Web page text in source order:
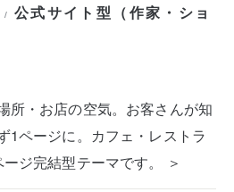
/ 公式サイト型（作家・ショ
所・お店の空気。お客さんが知
1ページに。カフェ・レストラ
ジ完結型テーマです。 ＞